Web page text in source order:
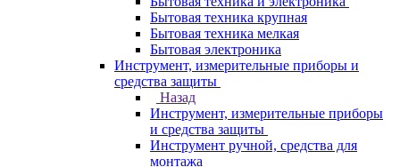
Бытовая техника крупная
Бытовая техника мелкая
Бытовая электроника
Инструмент, измерительные приборы и
средства защиты
Назад
Инструмент, измерительные приборы
и средства защиты
Инструмент ручной, средства для
монтажа